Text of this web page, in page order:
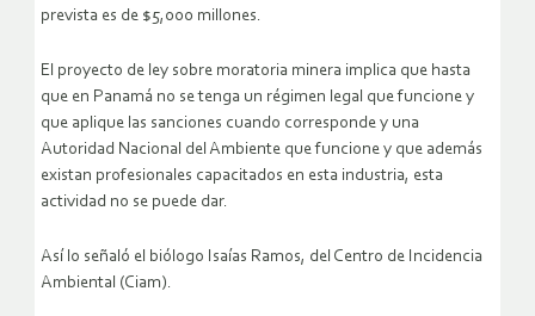
prevista es de $5,000 millones.
El proyecto de ley sobre moratoria minera implica que hasta
que en Panamá no se tenga un régimen legal que funcione y
que aplique las sanciones cuando corresponde y una
Autoridad Nacional del Ambiente que funcione y que además
existan profesionales capacitados en esta industria, esta
actividad no se puede dar.
Así lo señaló el biólogo Isaías Ramos, del Centro de Incidencia
Ambiental (Ciam).